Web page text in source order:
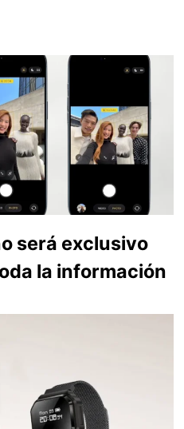
será exclusivo
la información